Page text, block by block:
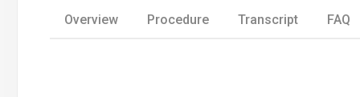
Overview Procedure Transcript FAQ